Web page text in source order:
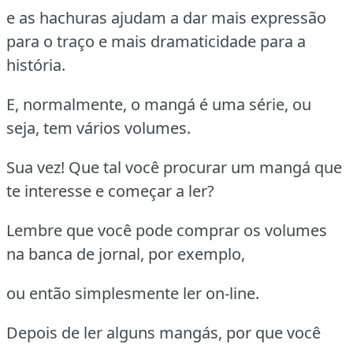
e as hachuras ajudam a dar mais expressão
para o traço e mais dramaticidade para a
história.
E, normalmente, o mangá é uma série, ou
seja, tem vários volumes.
Sua vez! Que tal você procurar um mangá que
te interesse e começar a ler?
Lembre que você pode comprar os volumes
na banca de jornal, por exemplo,
ou então simplesmente ler on-line.
Depois de ler alguns mangás, por que você